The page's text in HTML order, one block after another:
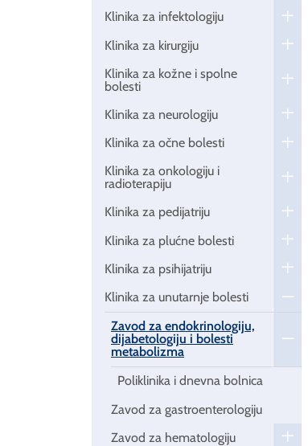
Klinika za infektologiju
Klinika za kirurgiju
Klinika za kožne i spolne
bolesti
Klinika za neurologiju
Klinika za očne bolesti
Klinika za onkologiju i
radioterapiju
Klinika za pedijatriju
Klinika za plućne bolesti
Klinika za psihijatriju
Klinika za unutarnje bolesti
Zavod za endokrinologiju,
dijabetologiju i bolesti
metabolizma
Poliklinika i dnevna bolnica
Zavod za gastroenterologiju
Zavod za hematologiju